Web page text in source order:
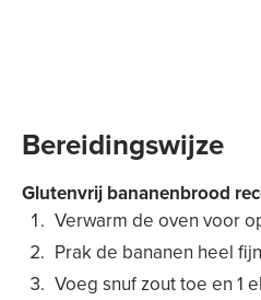
Bereidingswijze
Glutenvrij bananenbrood
Verwarm de oven voor
Prak de bananen heel
Voeg snuf zout toe en 1